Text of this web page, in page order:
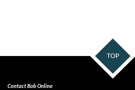
TOP
Contact Bob Online